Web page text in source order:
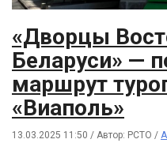
«Дворцы
Беларуси» —
маршрут
«Виаполь»
13.03.2025 11:50 / Автор: РСТО /